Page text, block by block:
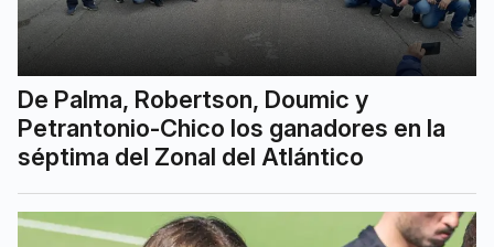
De Palma, Robertson, Doumic y
Petrantonio-Chico los ganadores en la
séptima del Zonal del Atlántico